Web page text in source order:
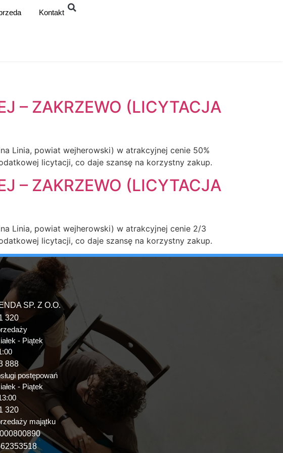
Kontakt
– ZAKRZEWO (LICYTACJA
Linia, powiat wejherowski) w atrakcyjnej cenie 50%
licytacji, co daje szansę na korzystny zakup.
– ZAKRZEWO (LICYTACJA
Linia, powiat wejherowski) w atrakcyjnej cenie 2/3
licytacji, co daje szansę na korzystny zakup.
SP. Z O.O.
320
- Piątek
888
postępowań
- Piątek
320
majątku